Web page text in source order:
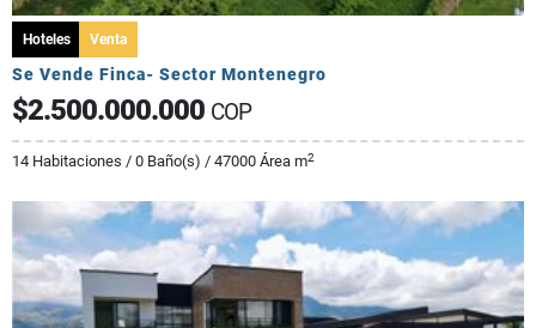
Hoteles Venta
Se Vende Finca- Sector Montenegro
$2.500.000.000 COP
14 Habitaciones / 0 Baño(s) / 47000 Área m2